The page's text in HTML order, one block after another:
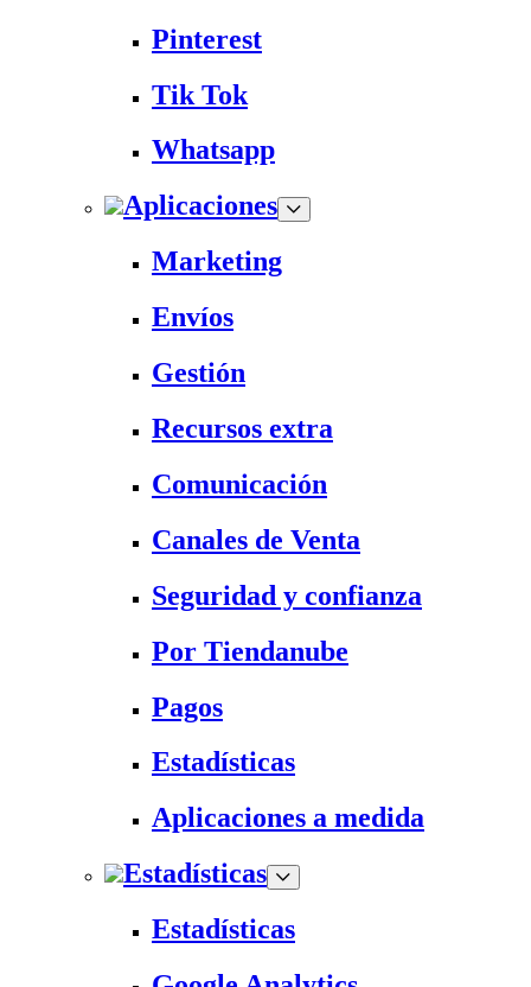
Pinterest
Tik Tok
Whatsapp
Aplicaciones
Marketing
Envíos
Gestión
Recursos extra
Comunicación
Canales de Venta
Seguridad y confianza
Por Tiendanube
Pagos
Estadísticas
Aplicaciones a medida
Estadísticas
Estadísticas